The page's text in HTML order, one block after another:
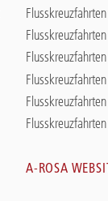
A-ROSA